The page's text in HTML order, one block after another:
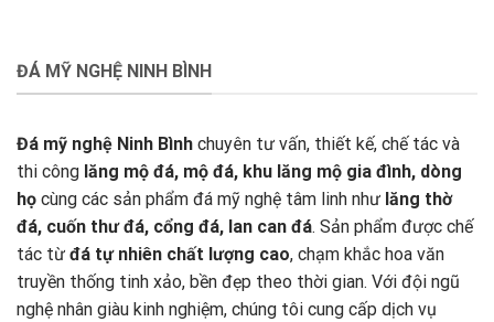
ĐÁ MỸ NGHỆ NINH BÌNH
Đá mỹ nghệ Ninh Bình chuyên tư vấn, thiết kế, chế tác và
thi công lăng mộ đá, mộ đá, khu lăng mộ gia đình, dòng
họ cùng các sản phẩm đá mỹ nghệ tâm linh như lăng thờ
đá, cuốn thư đá, cổng đá, lan can đá. Sản phẩm được chế
tác từ đá tự nhiên chất lượng cao, chạm khắc hoa văn
truyền thống tinh xảo, bền đẹp theo thời gian. Với đội ngũ
nghệ nhân giàu kinh nghiệm, chúng tôi cung cấp dịch vụ